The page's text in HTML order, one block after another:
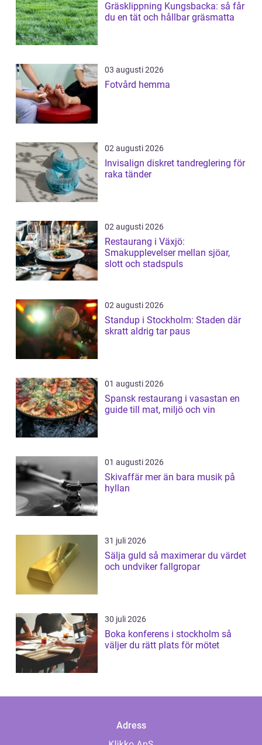
Gräsklippning Kungsbacka: så får
du en tät och hållbar gräsmatta
03 augusti 2026
Fotvård hemma
02 augusti 2026
Invisalign diskret tandreglering för
raka tänder
02 augusti 2026
Restaurang i Växjö:
Smakupplevelser mellan sjöar,
slott och stadspuls
02 augusti 2026
Standup i Stockholm: Staden där
skratt aldrig tar paus
01 augusti 2026
Spansk restaurang i vasastan en
guide till mat, miljö och vin
01 augusti 2026
Skivaffär mer än bara musik på
hyllan
31 juli 2026
Sälja guld så maximerar du värdet
och undviker fallgropar
30 juli 2026
Boka konferens i stockholm så
väljer du rätt plats för mötet
Adress